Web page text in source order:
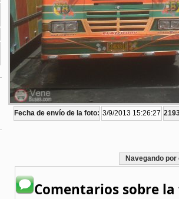
Fecha de envío de la foto: 3/9/2013 15:26:27
Navegando
Comentarios sobre